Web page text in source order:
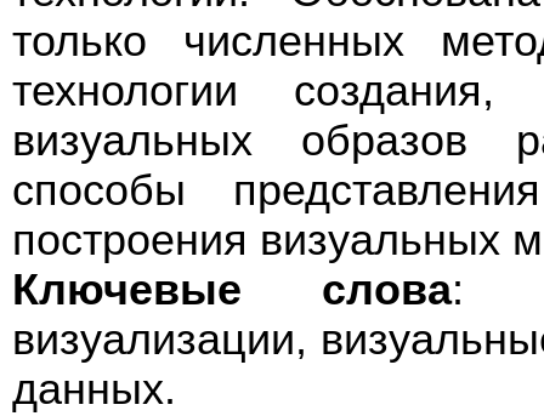
только численных
технологии
визуальных образов
способы
построения визуальных
Ключевые слова:
визуализации,
данных.